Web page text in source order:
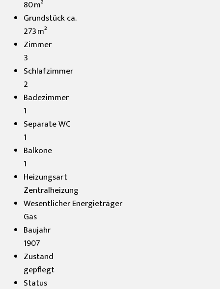
80 m²
Grund­stück ca.
273 m²
Zimmer
3
Schlafzimmer
2
Badezimmer
1
Separate WC
1
Balkone
1
Heizungsart
Zentralheizung
Wesentlicher Energieträger
Gas
Baujahr
1907
Zustand
gepflegt
Status